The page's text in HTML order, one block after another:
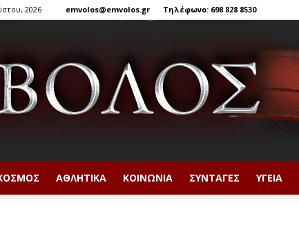
2026 emvolos@emvolos.gr Τηλέφωνο: 698 828 8530
ΑΘΛΗΤΙΚΆ ΚΟΙΝΩΝΊΑ ΣΥΝΤΑΓΈΣ ΥΓΕΊΑ